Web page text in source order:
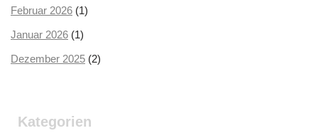
Februar 2026 (1)
Januar 2026 (1)
Dezember 2025 (2)
August 2025
Kategorien